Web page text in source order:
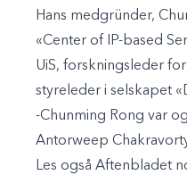
Hans medgründer,
«Center of IP-based
UiS, forskningsleder
styreleder i selskapet
-Chunming Rong var
Antorweep
Les også Aftenbladet